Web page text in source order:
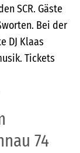
SCR. Gäste
Bei der
DJ Klaas
Tickets
74